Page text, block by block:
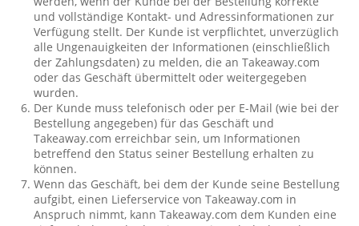
und vollständige Kontakt- und Adressinformationen zur
Verfügung stellt. Der Kunde ist verpflichtet, unverzüglich
alle Ungenauigkeiten der Informationen (einschließlich
der Zahlungsdaten) zu melden, die an Takeaway.com
oder das Geschäft übermittelt oder weitergegeben
wurden.
Der Kunde muss telefonisch oder per E-Mail (wie bei der
Bestellung angegeben) für das Geschäft und
Takeaway.com erreichbar sein, um Informationen
betreffend den Status seiner Bestellung erhalten zu
können.
Wenn das Geschäft, bei dem der Kunde seine Bestellung
aufgibt, einen Lieferservice von Takeaway.com in
Anspruch nimmt, kann Takeaway.com dem Kunden eine